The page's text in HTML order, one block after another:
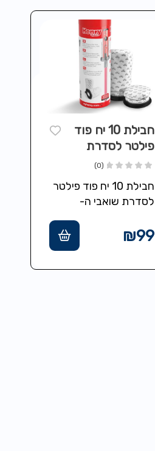
חבילת 10 יח פוד
פילטר לסדרת
שואבי ה-QUICK
(0)
חבילת 10 יח פוד פילטר
לסדרת שואבי ה-
של 1 ליטר לכל פוד,
מורכב מפלטר 3 שכבות
₪99